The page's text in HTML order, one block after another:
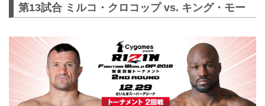
第13試合 ミルコ・クロコップ vs. キング・モー